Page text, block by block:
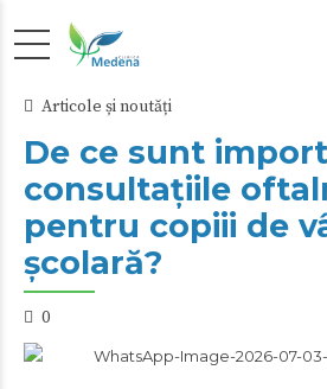
Articole și noutăți
De ce sunt
consultațiile
pentru copiii de
școlară?
0